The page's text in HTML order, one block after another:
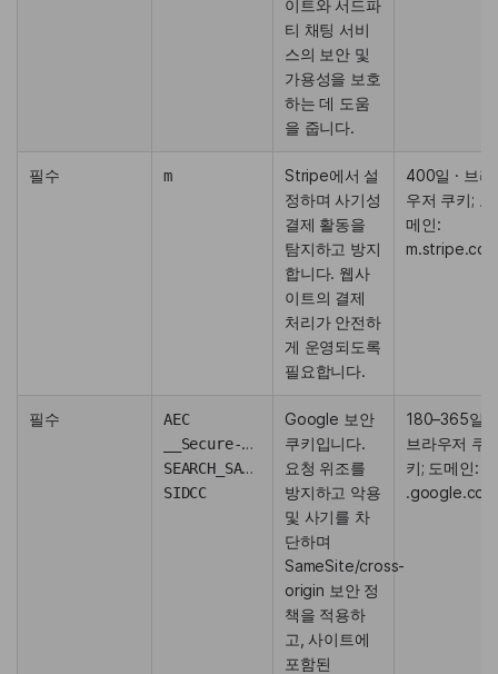
이트와 서드파
티 채팅 서비
스의 보안 및
가용성을 보호
하는 데 도움
을 줍니다.
필수 m
Stripe에서 설
정하며 사기성
결제 활동을
탐지하고 방지
합니다. 웹사
이트의 결제
처리가 안전하
게 운영되도록
필요합니다.
400일 · 브라
우저 쿠키; 도
메인:
m.stripe.com
필수
AEC
__Secure-BUCKET
SEARCH_SAMESITE
SIDCC
Google 보안
쿠키입니다.
요청 위조를
방지하고 악용
및 사기를 차
단하며
SameSite/cross-
origin 보안 정
책을 적용하
고, 사이트에
포함된
180–365일 ·
브라우저 쿠
키; 도메인:
.google.com